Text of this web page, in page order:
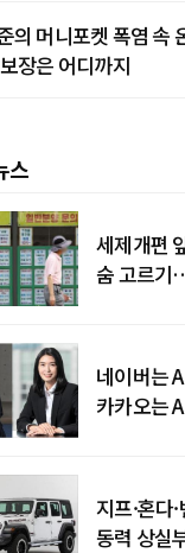
의 머니포켓 폭염 속
장은 어디까지
스
세제개편
숨 고르기
네이버는
카카오는
지프·혼다
동력 상실